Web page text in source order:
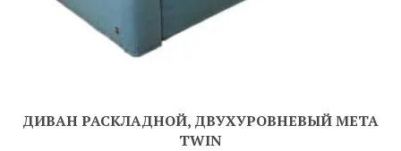
ДИВАН РАСКЛАДНОЙ, ДВУХУРОВНЕВЫЙ META
TWIN